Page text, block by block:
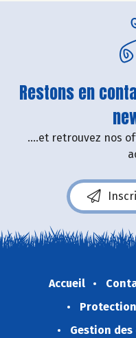
Restons en
....et retrouvez nos
Accueil
Gestion des